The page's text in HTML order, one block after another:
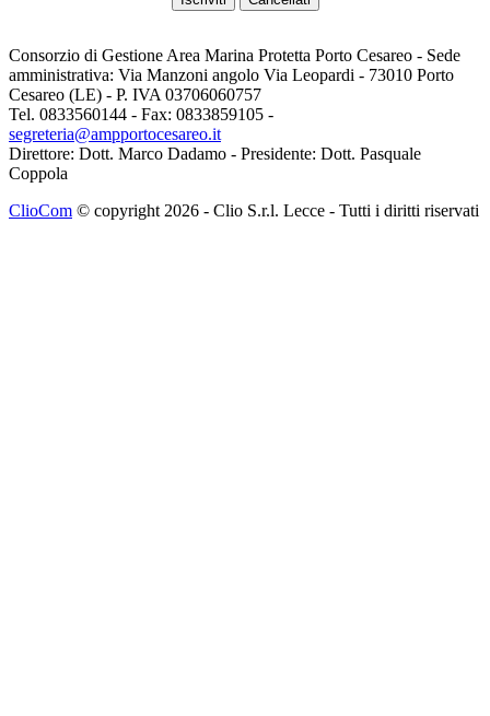
Consorzio di Gestione Area Marina Protetta Porto Cesareo - Sede
amministrativa: Via Manzoni angolo Via Leopardi - 73010 Porto
Cesareo (LE) - P. IVA 03706060757
Tel. 0833560144 - Fax: 0833859105 -
segreteria@ampportocesareo.it
Direttore: Dott. Marco Dadamo - Presidente: Dott. Pasquale
Coppola
ClioCom © copyright 2026 - Clio S.r.l. Lecce - Tutti i diritti riservati